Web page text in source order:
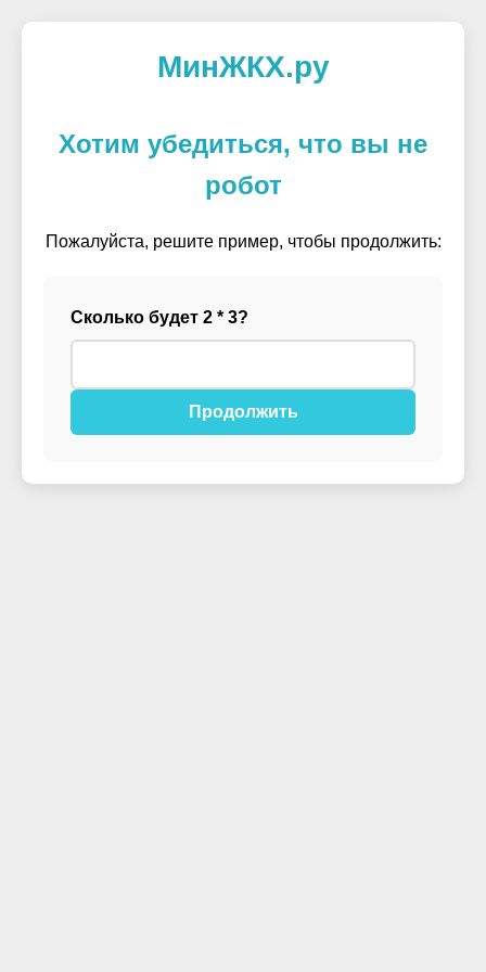
МинЖКХ.ру
Хотим убедиться, что вы не
робот
Пожалуйста, решите пример, чтобы продолжить:
Сколько будет 2 * 3?
Продолжить